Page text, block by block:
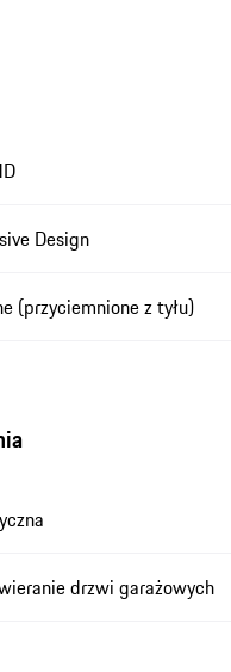
Design
(przyciemnione z tyłu)
drzwi garażowych